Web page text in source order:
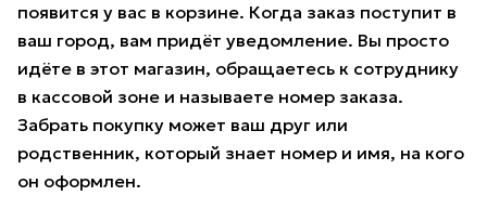
появится у вас в корзине. Когда заказ поступит в
ваш город, вам придёт уведомление. Вы просто
идёте в этот магазин, обращаетесь к сотруднику
в кассовой зоне и называете номер заказа.
Забрать покупку может ваш друг или
родственник, который знает номер и имя, на кого
он оформлен.